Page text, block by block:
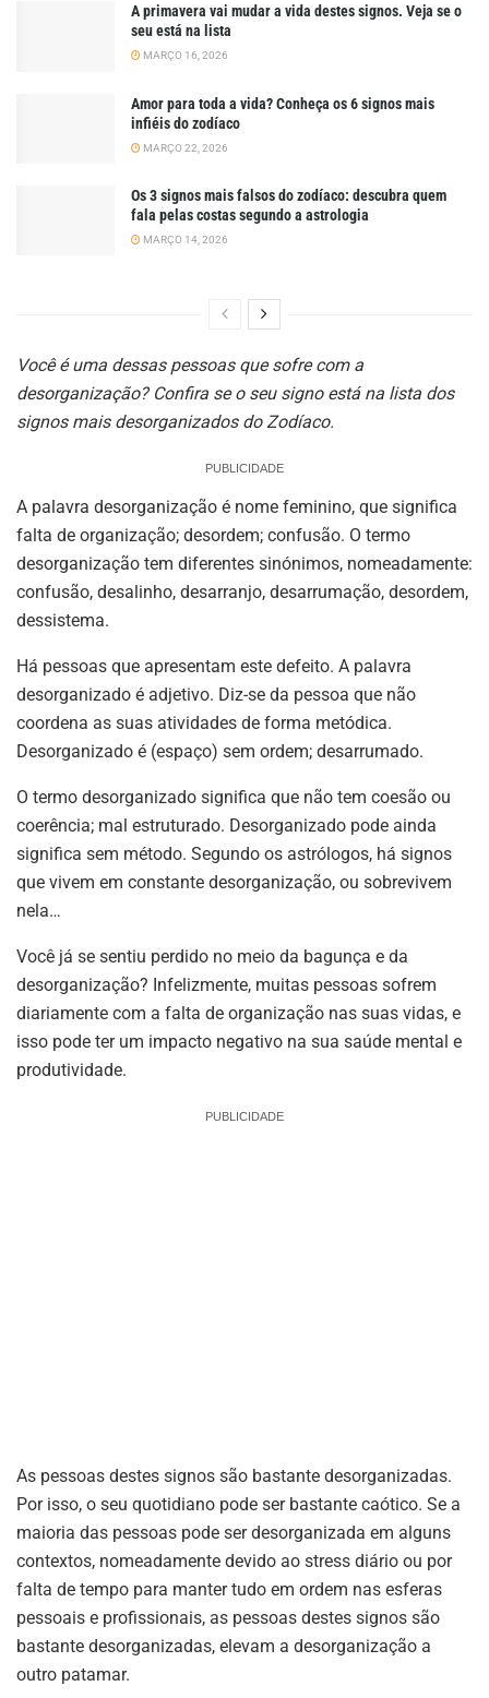
A primavera vai mudar a vida destes signos. Veja se o
seu está na lista
MARÇO 16, 2026
Amor para toda a vida? Conheça os 6 signos mais
infiéis do zodíaco
MARÇO 22, 2026
Os 3 signos mais falsos do zodíaco: descubra quem
fala pelas costas segundo a astrologia
MARÇO 14, 2026
Você é uma dessas pessoas que sofre com a
desorganização? Confira se o seu signo está na lista dos
signos mais desorganizados do Zodíaco.
PUBLICIDADE
A palavra desorganização é nome feminino, que significa
falta de organização; desordem; confusão. O termo
desorganização tem diferentes sinónimos, nomeadamente:
confusão, desalinho, desarranjo, desarrumação, desordem,
dessistema.
Há pessoas que apresentam este defeito. A palavra
desorganizado é adjetivo. Diz-se da pessoa que não
coordena as suas atividades de forma metódica.
Desorganizado é (espaço) sem ordem; desarrumado.
O termo desorganizado significa que não tem coesão ou
coerência; mal estruturado. Desorganizado pode ainda
significa sem método. Segundo os astrólogos, há signos
que vivem em constante desorganização, ou sobrevivem
nela…
Você já se sentiu perdido no meio da bagunça e da
desorganização? Infelizmente, muitas pessoas sofrem
diariamente com a falta de organização nas suas vidas, e
isso pode ter um impacto negativo na sua saúde mental e
produtividade.
PUBLICIDADE
As pessoas destes signos são bastante desorganizadas.
Por isso, o seu quotidiano pode ser bastante caótico. Se a
maioria das pessoas pode ser desorganizada em alguns
contextos, nomeadamente devido ao stress diário ou por
falta de tempo para manter tudo em ordem nas esferas
pessoais e profissionais, as pessoas destes signos são
bastante desorganizadas, elevam a desorganização a
outro patamar.